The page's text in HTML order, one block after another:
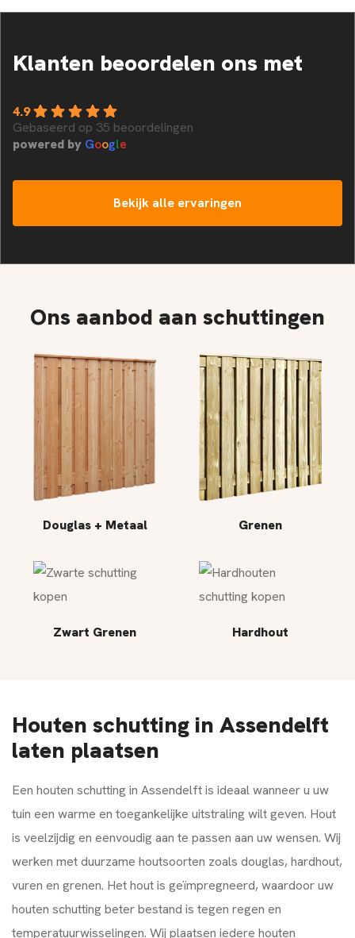
Klanten beoordelen ons met
4.9
Gebaseerd op 35 beoordelingen
powered by Google
Bekijk alle ervaringen
Ons aanbod aan schuttingen
Douglas + Metaal Grenen
Zwart Grenen Hardhout
Houten schutting in Assendelft
laten plaatsen
Een houten schutting in Assendelft is ideaal wanneer u uw
tuin een warme en toegankelijke uitstraling wilt geven. Hout
is veelzijdig en eenvoudig aan te passen aan uw wensen. Wij
werken met duurzame houtsoorten zoals douglas, hardhout,
vuren en grenen. Het hout is geïmpregneerd, waardoor uw
houten schutting beter bestand is tegen regen en
temperatuurwisselingen. Wij plaatsen iedere houten